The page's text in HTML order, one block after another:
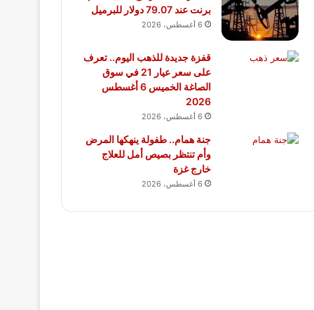
برنت عند 79.07 دولار للبرميل
6 أغسطس، 2026
قفزة جديدة للذهب اليوم.. تعرف
على سعر عيار 21 في سوق
الصاغة الخميس 6 أغسطس
2026
6 أغسطس، 2026
جنة همام.. طفولة ينهكها المرض
وأم تنتظر بصيص أمل للعلاج
خارج غزة
6 أغسطس، 2026